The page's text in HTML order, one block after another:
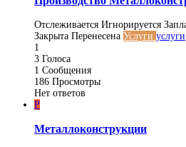
Отслеживается Игнорируется
Закрыта Перенесена Услуги услуги
1
3 Голоса
1 Сообщения
186 Просмотры
Нет ответов
Р
Металлоконструкции